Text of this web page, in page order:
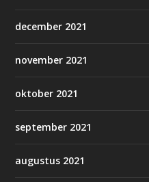
december 2021
november 2021
oktober 2021
september 2021
augustus 2021